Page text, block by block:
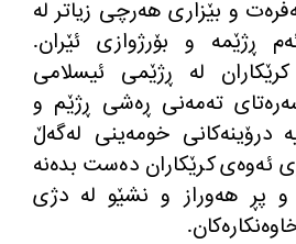
و بێزاری هەرچی زیاتر لە
ڕژێمە و بۆرژوازی ئێران.
لە ڕژێمی ئیسلامی
تەمەنی ڕەشی ڕژێم و
درۆینەکانی خومەینی لەگەڵ
ئەوەی کرێکاران دەست بدەنە
و پڕ هەوراز و نشێو لە دژی
.